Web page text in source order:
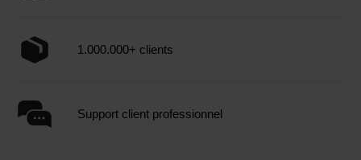
1.000.000+ clients
Support client professionnel